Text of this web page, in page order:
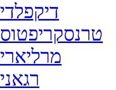
דיקפלדי
טרנסקריפטוס
מרליארי
רגאני